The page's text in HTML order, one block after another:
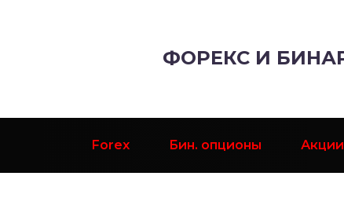
ФОРЕКС И
Forex Бин. опционы Акции